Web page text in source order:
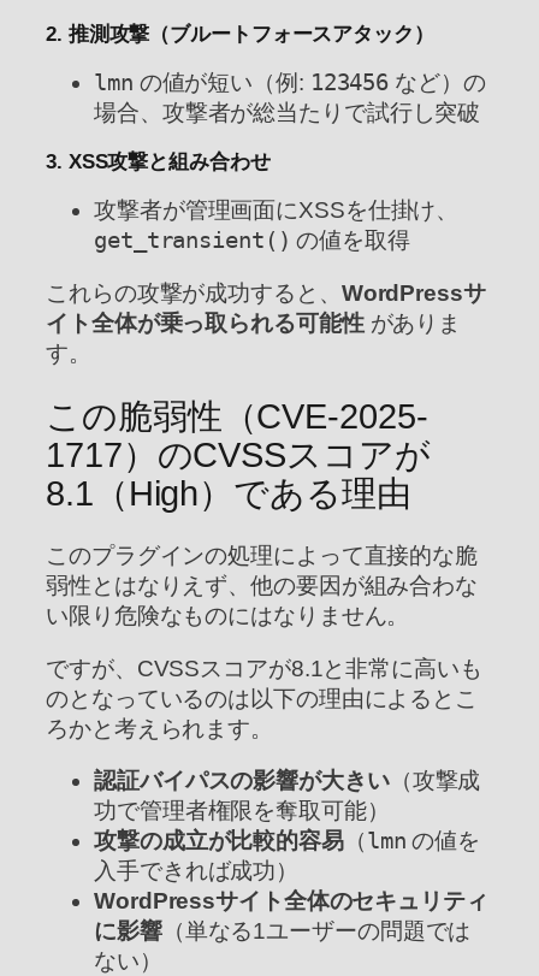
2. 推測攻撃（ブルートフォースアタック）
lmn の値が短い（例: 123456 など）の
場合、攻撃者が総当たりで試行し突破
3. XSS攻撃と組み合わせ
攻撃者が管理画面にXSSを仕掛け、
get_transient() の値を取得
これらの攻撃が成功すると、 WordPressサ
イト全体が乗っ取られる可能性がありま
す。
この脆弱性（CVE-2025-
1717）のCVSSスコアが
8.1（High）である理由
このプラグインの処理によって直接的な脆
弱性とはなりえず、他の要因が組み合わな
い限り危険なものにはなりません。
ですが、CVSSスコアが8.1と非常に高いも
のとなっているのは以下の理由によるとこ
ろかと考えられます。
認証バイパスの影響が大きい（攻撃成
功で管理者権限を奪取可能）
攻撃の成立が比較的容易（lmn の値を
入手できれば成功）
WordPressサイト全体のセキュリティ
に影響（単なる1ユーザーの問題では
ない）